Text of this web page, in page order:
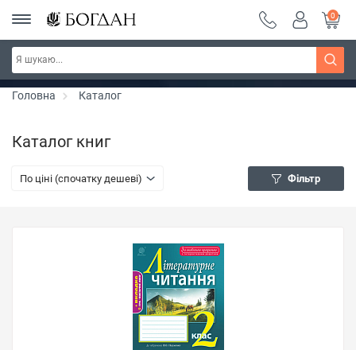
Серія "Вандербікери" ~ знижка 25%
0
Головна Каталог
Каталог книг
По ціні (спочатку дешеві) Фільтр